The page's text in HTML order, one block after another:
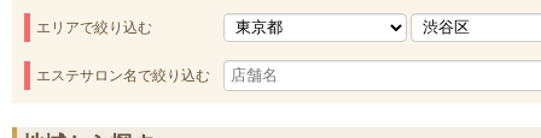
エリアで絞り込む
エステサロン名で絞り込む